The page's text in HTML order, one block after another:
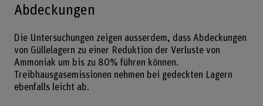
Abdeckungen
Die Untersuchungen zeigen ausserdem, dass Abdeckungen
von Güllelagern zu einer Reduktion der Verluste von
Ammoniak um bis zu 80% führen können.
Treibhausgasemissionen nehmen bei gedeckten Lagern
ebenfalls leicht ab.